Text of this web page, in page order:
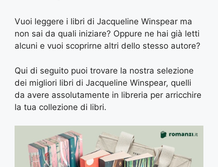
Vuoi leggere i libri di Jacqueline Winspear ma
non sai da quali iniziare? Oppure ne hai già letti
alcuni e vuoi scoprirne altri dello stesso autore?
Qui di seguito puoi trovare la nostra selezione
dei migliori libri di Jacqueline Winspear, quelli
da avere assolutamente in libreria per arricchire
la tua collezione di libri.